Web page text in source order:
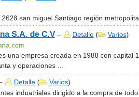
san miguel Santiago región
S.A. de C.V – Detalle ( Varios)
una empresa creada en 1988 con capital
y operaciones ...
Detalle ( Varios)
induatriales dirigido a la compra de